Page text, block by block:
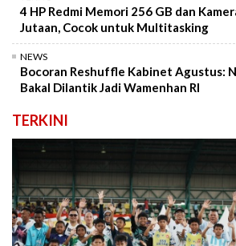
4 HP Redmi Memori 256 GB dan
Jutaan, Cocok untuk Multitasking
NEWS
Bocoran Reshuffle Kabinet Agustus:
Bakal Dilantik Jadi Wamenhan RI
TERKINI